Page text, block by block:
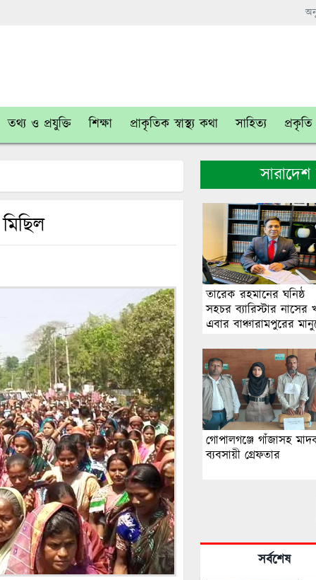
তথ্য ও প্রযুক্তি শিক্ষা প্রাকৃতিক স্বাস্থ্য কথা সাহিত্য
তারেক রহমানের ঘনিষ্ঠ
সহচর ব্যারিস্টার নাসের
এবার বাঞ্চারামপুরের
গোপালগঞ্জে গাঁজাসহ
ব্যবসায়ী গ্রেফতার
সর্বশেষ